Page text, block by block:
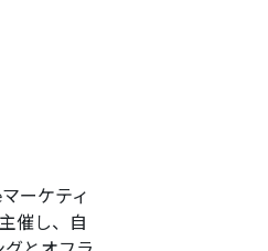
ーケティ
催し、自